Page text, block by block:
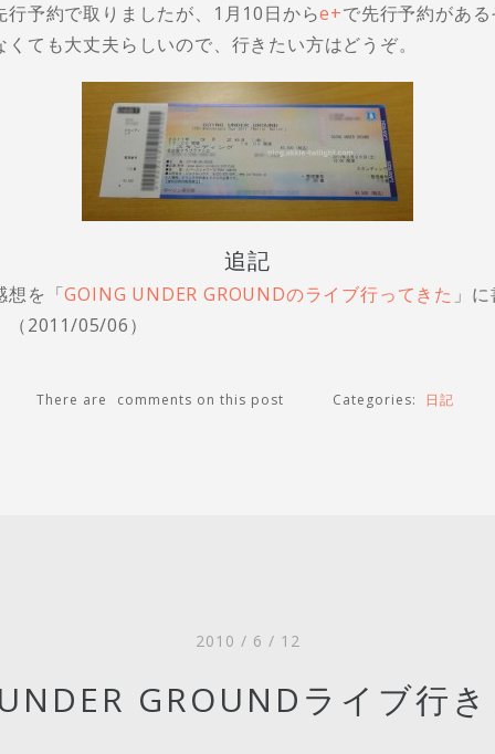
行予約で取りましたが、1月10日からe+で先行予約があ
ても大丈夫らしいので、行きたい方はどうぞ。
追記
想を「GOING UNDER GROUNDのライブ行ってきた 」
（2011/05/06）
There are comments on this post Categories: 日記
2010 / 6 / 12
GROUNDライブ行き